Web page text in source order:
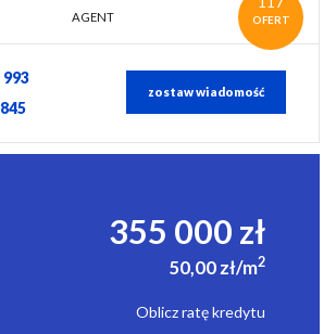
OFERT
AGENT
993
zostaw wiadomość
355 000 zł
50,00 zł/m2
Oblicz ratę kredytu